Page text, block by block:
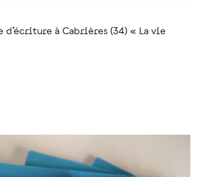
d’écriture à Cabrières (34) « La vie